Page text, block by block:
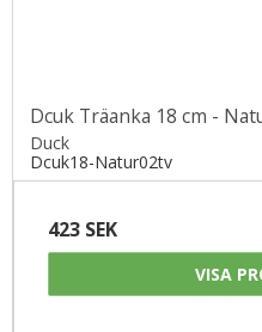
Dcuk Träanka 18 cm -
Duck
Dcuk18-Natur02tv
423 SEK
VISA